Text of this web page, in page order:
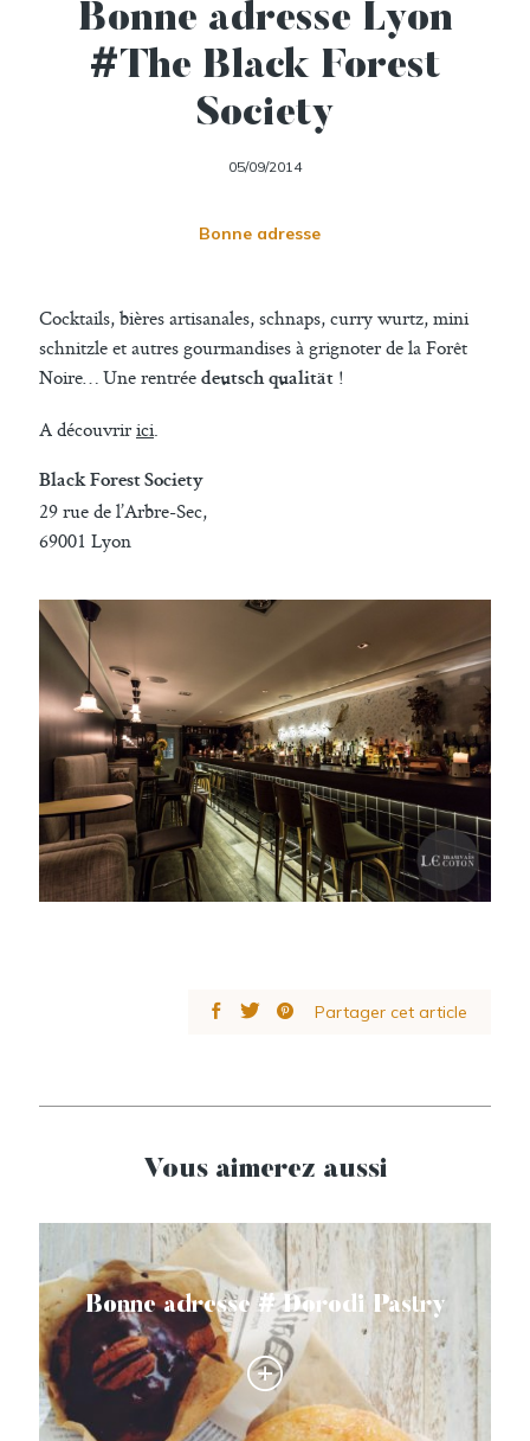
Bonne adresse Lyon
#The Black Forest
Society
05/09/2014
Bonne adresse
Cocktails, bières artisanales, schnaps, curry wurtz, mini
schnitzle et autres gourmandises à grignoter de la Forêt
Noire… Une rentrée deutsch qualität !
A découvririci.
Black Forest Society
29 rue de l’Arbre-Sec,
69001 Lyon
Partager cet article
Vous aimerez aussi
Bonne adresse # Dorodi Pastry